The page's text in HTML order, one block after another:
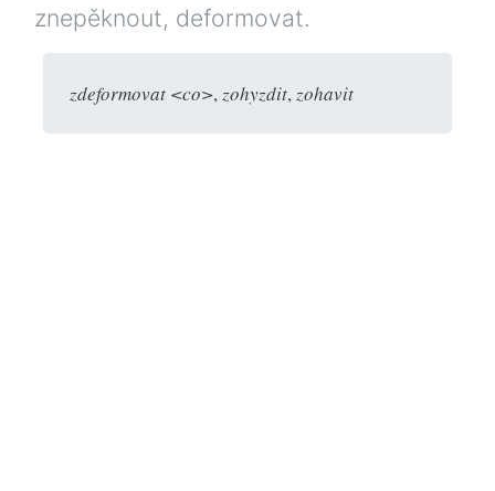
znepěknout, deformovat.
zdeformovat <co>,zohyzdit,zohavit